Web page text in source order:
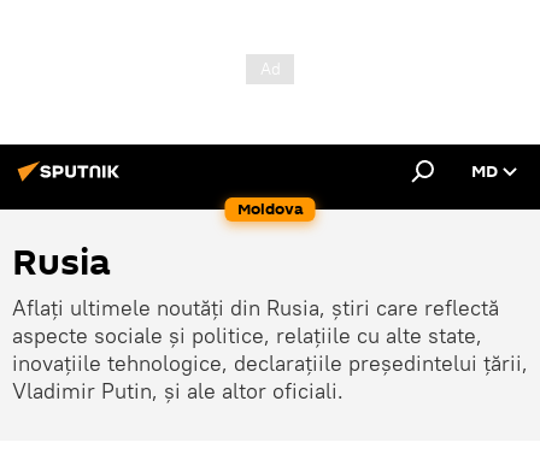
Moldova
MD
Rusia
Aflați ultimele noutăți din Rusia, știri care reflectă
aspecte sociale și politice, relațiile cu alte state,
inovațiile tehnologice, declarațiile președintelui țării,
Vladimir Putin, și ale altor oficiali.